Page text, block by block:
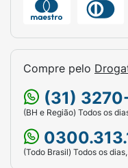
Compre pelo
(31)
(BH e Região) Todos os
(Todo Brasil) Todos os